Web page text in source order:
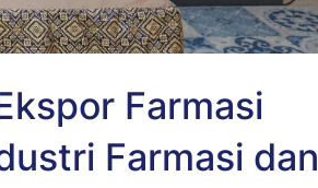
Farmasi
Farmasi dan